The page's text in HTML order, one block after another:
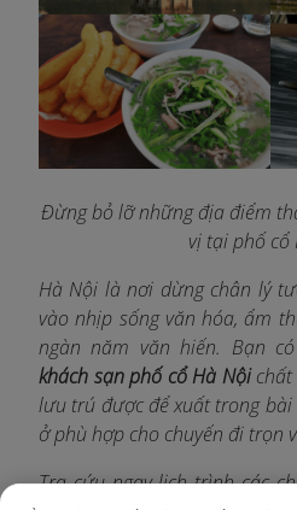
Đừng bỏ lỡ những địa điểm
vị tại phố cổ
Hà Nội là nơi dừng chân lý
vào nhịp sống văn hóa, ẩm
ngàn năm văn hiến. Bạn
khách sạn phố cổ Hà Nội
lưu trú được để xuất trong
ở phù hợp cho chuyến đi trọn
Tra cứu ngay lịch trình các